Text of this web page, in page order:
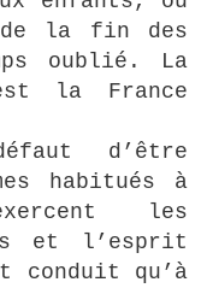
la fin des
oublié. La
la France
d’être
habitués à
les
et l’esprit
conduit qu’à